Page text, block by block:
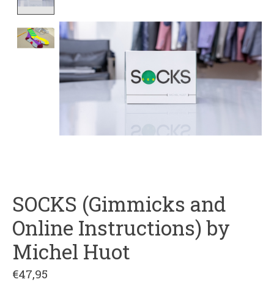
SOCKS (Gimmicks and
Online Instructions) by
Michel Huot
€47,95